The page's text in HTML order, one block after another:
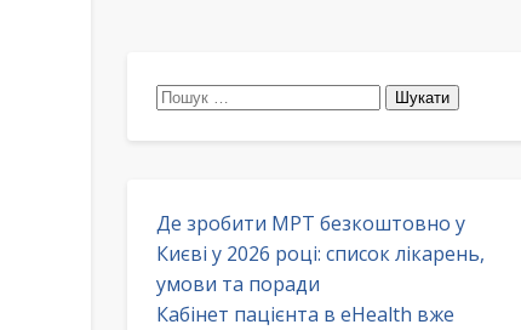
Пошук:
Де зробити МРТ безкоштовно у
Києві у 2026 році: список лікарень,
умови та поради
Кабінет пацієнта в eHealth вже